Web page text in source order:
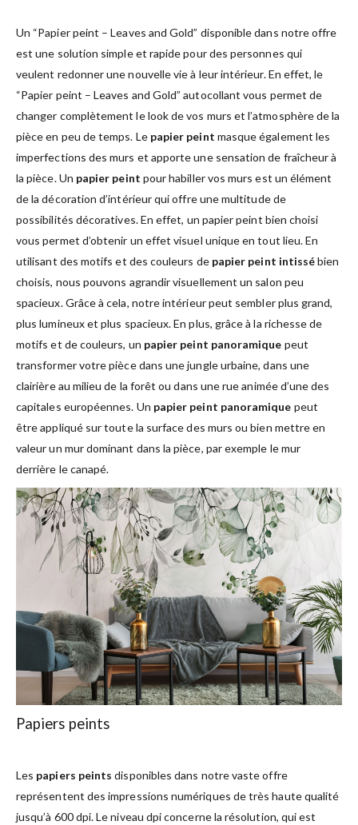
Un “Papier peint – Leaves and Gold” disponible dans notre offre
est une solution simple et rapide pour des personnes qui
veulent redonner une nouvelle vie à leur intérieur. En effet, le
“Papier peint – Leaves and Gold” autocollant vous permet de
changer complètement le look de vos murs et l’atmosphère de la
pièce en peu de temps. Le papier peint masque également les
imperfections des murs et apporte une sensation de fraîcheur à
la pièce. Un papier peint pour habiller vos murs est un élément
de la décoration d’intérieur qui offre une multitude de
possibilités décoratives. En effet, un papier peint bien choisi
vous permet d’obtenir un effet visuel unique en tout lieu. En
utilisant des motifs et des couleurs de papier peint intissébien
choisis, nous pouvons agrandir visuellement un salon peu
spacieux. Grâce à cela, notre intérieur peut sembler plus grand,
plus lumineux et plus spacieux. En plus, grâce à la richesse de
motifs et de couleurs, un papier peint panoramique peut
transformer votre pièce dans une jungle urbaine, dans une
clairière au milieu de la forêt ou dans une rue animée d’une des
capitales européennes. Un papier peint panoramique peut
être appliqué sur toute la surface des murs ou bien mettre en
valeur un mur dominant dans la pièce, par exemple le mur
derrière le canapé.
Papiers peints
Les papiers peints disponibles dans notre vaste offre
représentent des impressions numériques de très haute qualité
jusqu’à 600 dpi. Le niveau dpi concerne la résolution, qui est